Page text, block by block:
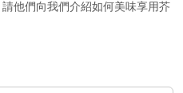
他們向我們介紹如何美味享用芥